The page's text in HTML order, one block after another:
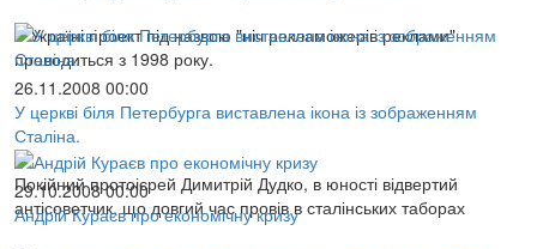
У Україні проект під назвою "ніч рекламожерів реклами"
проводиться з 1998 року.
26.11.2008 00:00
У церкві біля Петербурга виставлена ікона із зображенням
Сталіна.
Покійний протоієрей Димитрій Дудко, в юності відвертий
антісоветчик, що довгий час провів в сталінських таборах
29.10.2008 00:00
Андрій Кураєв про економічну кризу